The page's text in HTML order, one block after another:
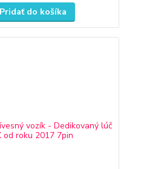
Pridať do košíka